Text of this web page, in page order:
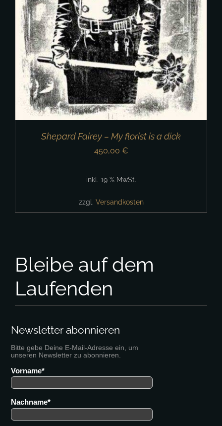
Shepard Fairey – My florist is a dick
450,00 €
inkl. 19 % MwSt.
zzgl. Versandkosten
Bleibe auf dem
Laufenden
Newsletter abonnieren
Bitte gebe Deine E-Mail-Adresse ein, um
unseren Newsletter zu abonnieren.
Vorname
Nachname